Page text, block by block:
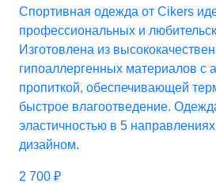
Спортивная одежда от Cikers
профессиональных и
Изготовлена из
гипоаллергенных материалов с
пропиткой, обеспечивающей
быстрое влагоотведение.
эластичностью в 5
дизайном.
2 700 ₽